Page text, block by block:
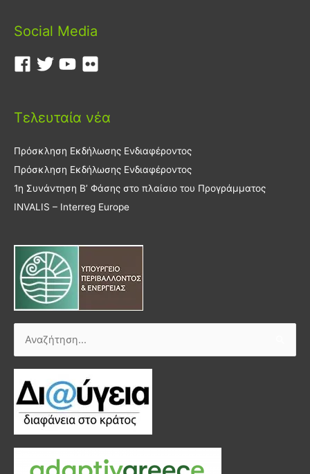
Social Media
Τελευταία νέα
Πρόσκληση Εκδήλωσης Ενδιαφέροντος
Πρόσκληση Εκδήλωσης Ενδιαφέροντος
1η Συνάντηση Β’ Φάσης στο πλαίσιο του Προγράμματος
INVALIS – Interreg Europe
Αναζήτηση